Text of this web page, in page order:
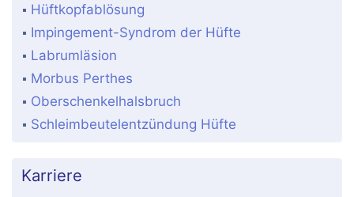
Hüftkopfablösung
Impingement-Syndrom der Hüfte
Labrumläsion
Morbus Perthes
Oberschenkelhalsbruch
Schleimbeutelentzündung Hüfte
Karriere